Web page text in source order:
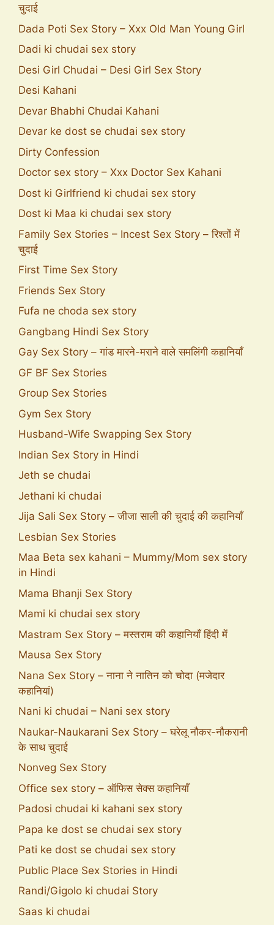
चुदाई
Dada Poti Sex Story – Xxx Old Man Young Girl
Dadi ki chudai sex story
Desi Girl Chudai – Desi Girl Sex Story
Desi Kahani
Devar Bhabhi Chudai Kahani
Devar ke dost se chudai sex story
Dirty Confession
Doctor sex story – Xxx Doctor Sex Kahani
Dost ki Girlfriend ki chudai sex story
Dost ki Maa ki chudai sex story
Family Sex Stories – Incest Sex Story – रिश्तों में
चुदाई
First Time Sex Story
Friends Sex Story
Fufa ne choda sex story
Gangbang Hindi Sex Story
Gay Sex Story – गांड मारने-मराने वाले समलिंगी कहानियाँ
GF BF Sex Stories
Group Sex Stories
Gym Sex Story
Husband-Wife Swapping Sex Story
Indian Sex Story in Hindi
Jeth se chudai
Jethani ki chudai
Jija Sali Sex Story – जीजा साली की चुदाई की कहानियाँ
Lesbian Sex Stories
Maa Beta sex kahani – Mummy/Mom sex story
in Hindi
Mama Bhanji Sex Story
Mami ki chudai sex story
Mastram Sex Story – मस्तराम की कहानियाँ हिंदी में
Mausa Sex Story
Nana Sex Story – नाना ने नातिन को चोदा (मजेदार
कहानियां)
Nani ki chudai – Nani sex story
Naukar-Naukarani Sex Story – घरेलू नौकर-नौकरानी
के साथ चुदाई
Nonveg Sex Story
Office sex story – ऑफिस सेक्स कहानियाँ
Padosi chudai ki kahani sex story
Papa ke dost se chudai sex story
Pati ke dost se chudai sex story
Public Place Sex Stories in Hindi
Randi/Gigolo ki chudai Story
Saas ki chudai